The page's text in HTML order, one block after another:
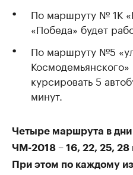
По маршруту № 1К
«Победа» будет
По маршруту №5
курсировать 5
минут.
Четыре маршрута в дни
ЧМ-2018 – 16, 22, 25,
При этом по каждому